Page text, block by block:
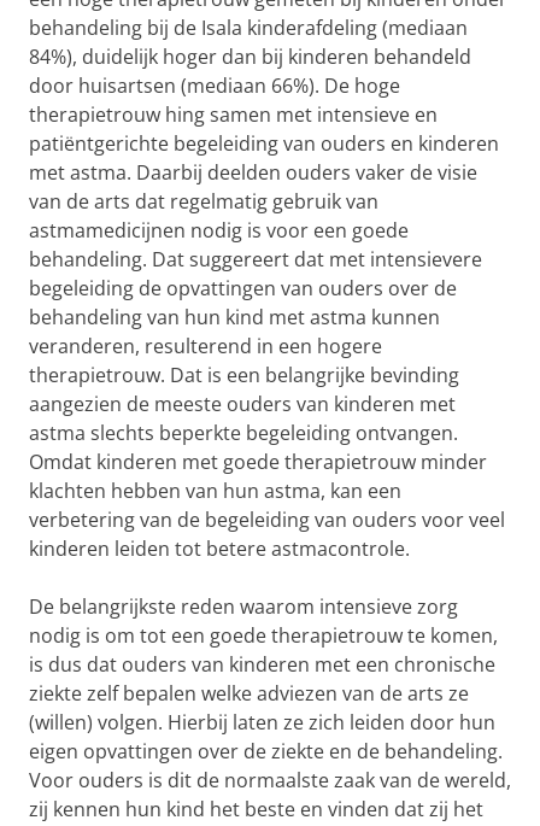
behandeling bij de Isala kinderafdeling (mediaan
84%), duidelijk hoger dan bij kinderen behandeld
door huisartsen (mediaan 66%). De hoge
therapietrouw hing samen met intensieve en
patiëntgerichte begeleiding van ouders en kinderen
met astma. Daarbij deelden ouders vaker de visie
van de arts dat regelmatig gebruik van
astmamedicijnen nodig is voor een goede
behandeling. Dat suggereert dat met intensievere
begeleiding de opvattingen van ouders over de
behandeling van hun kind met astma kunnen
veranderen, resulterend in een hogere
therapietrouw. Dat is een belangrijke bevinding
aangezien de meeste ouders van kinderen met
astma slechts beperkte begeleiding ontvangen.
Omdat kinderen met goede therapietrouw minder
klachten hebben van hun astma, kan een
verbetering van de begeleiding van ouders voor veel
kinderen leiden tot betere astmacontrole.
De belangrijkste reden waarom intensieve zorg
nodig is om tot een goede therapietrouw te komen,
is dus dat ouders van kinderen met een chronische
ziekte zelf bepalen welke adviezen van de arts ze
(willen) volgen. Hierbij laten ze zich leiden door hun
eigen opvattingen over de ziekte en de behandeling.
Voor ouders is dit de normaalste zaak van de wereld,
zij kennen hun kind het beste en vinden dat zij het